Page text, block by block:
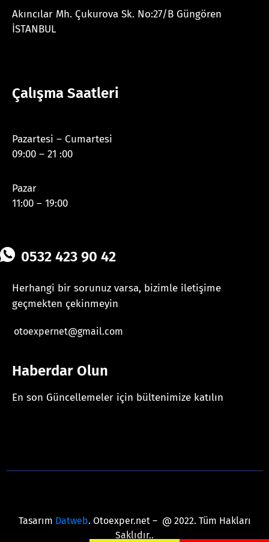
Akıncılar Mh. Çukurova Sk. No:27/B Güngören
İSTANBUL
Çalışma Saatleri
Pazartesi – Cumartesi
09:00 – 21 :00
Pazar
11:00 – 19:00
0532 423 90 42
Herhangi bir sorunuz varsa, bizimle iletişime
geçmekten çekinmeyin
otoexpernet@gmail.com
Haberdar Olun
En son Güncellemeler için bültenimize katılın
Tasarım Datweb. Otoexper.net – @ 2022. Tüm Hakları
Saklıdır..